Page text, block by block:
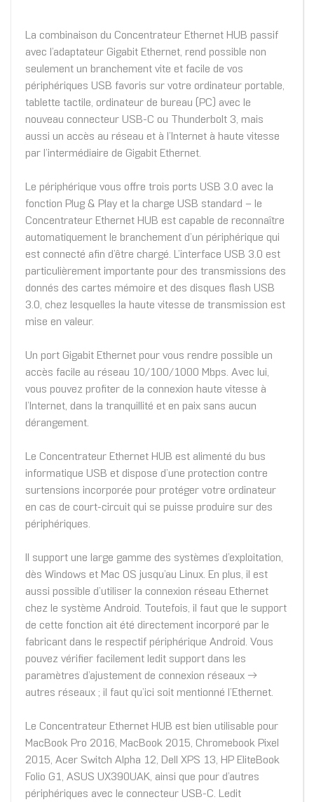
La combinaison du Concentrateur Ethernet HUB passif
avec l’adaptateur Gigabit Ethernet, rend possible non
seulement un branchement vite et facile de vos
périphériques USB favoris sur votre ordinateur portable,
tablette tactile, ordinateur de bureau (PC) avec le
nouveau connecteur USB-C ou Thunderbolt 3, mais
aussi un accès au réseau et à l’Internet à haute vitesse
par l’intermédiaire de Gigabit Ethernet.
Le périphérique vous offre trois ports USB 3.0 avec la
fonction Plug & Play et la charge USB standard – le
Concentrateur Ethernet HUB est capable de reconnaître
automatiquement le branchement d’un périphérique qui
est connecté afin d’être chargé. L’interface USB 3.0 est
particulièrement importante pour des transmissions des
donnés des cartes mémoire et des disques flash USB
3.0, chez lesquelles la haute vitesse de transmission est
mise en valeur.
Un port Gigabit Ethernet pour vous rendre possible un
accès facile au réseau 10/100/1000 Mbps. Avec lui,
vous pouvez profiter de la connexion haute vitesse à
l’Internet, dans la tranquillité et en paix sans aucun
dérangement.
Le Concentrateur Ethernet HUB est alimenté du bus
informatique USB et dispose d’une protection contre
surtensions incorporée pour protéger votre ordinateur
en cas de court-circuit qui se puisse produire sur des
périphériques.
Il support une large gamme des systèmes d’exploitation,
dès Windows et Mac OS jusqu’au Linux. En plus, il est
aussi possible d’utiliser la connexion réseau Ethernet
chez le système Android. Toutefois, il faut que le support
de cette fonction ait été directement incorporé par le
fabricant dans le respectif périphérique Android. Vous
pouvez vérifier facilement ledit support dans les
paramètres d’ajustement de connexion réseaux →
autres réseaux ; il faut qu’ici soit mentionné l’Ethernet.
Le Concentrateur Ethernet HUB est bien utilisable pour
MacBook Pro 2016, MacBook 2015, Chromebook Pixel
2015, Acer Switch Alpha 12, Dell XPS 13, HP EliteBook
Folio G1, ASUS UX390UAK, ainsi que pour d’autres
périphériques avec le connecteur USB-C. Ledit